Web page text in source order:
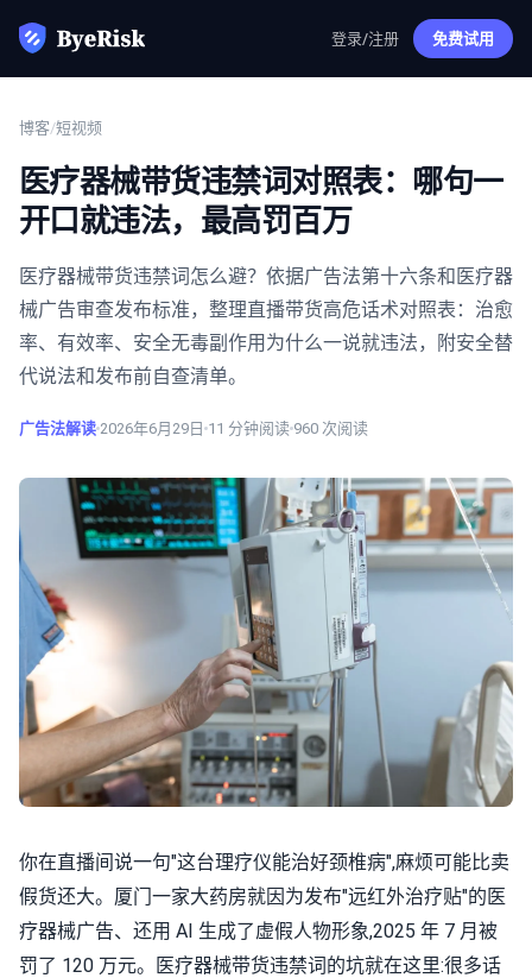
登录/注册 免费试用
博客/短视频
医疗器械带货违禁词对照表：哪句一
开口就违法，最高罚百万
医疗器械带货违禁词怎么避？依据广告法第十六条和医疗器
械广告审查发布标准，整理直播带货高危话术对照表：治愈
率、有效率、安全无毒副作用为什么一说就违法，附安全替
代说法和发布前自查清单。
广告法解读 2026年6月29日 11 分钟阅读 960 次阅读
你在直播间说一句"这台理疗仪能治好颈椎病",麻烦可能比卖
假货还大。厦门一家大药房就因为发布"远红外治疗贴"的医
疗器械广告、还用 AI 生成了虚假人物形象,2025 年 7 月被
罚了 120 万元。医疗器械带货违禁词的坑就在这里:很多话